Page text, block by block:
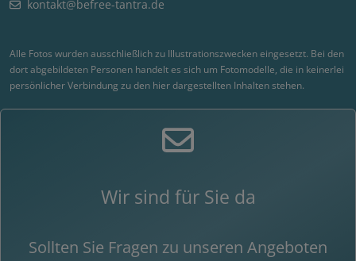
kontakt@befree-tantra.de
Alle Fotos wurden ausschließlich zu Illustrationszwecken eingesetzt. Bei den
dort abgebildeten Personen handelt es sich um Fotomodelle, die in keinerlei
persönlicher Verbindung zu den hier dargestellten Inhalten stehen.
Wir sind für Sie da
Sollten Sie Fragen zu unseren Angeboten